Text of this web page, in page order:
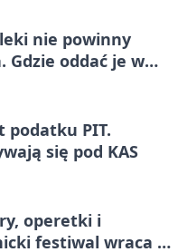
nie powinny
Gdzie oddać je w
podatku PIT.
się pod KAS
operetki i
festiwal wraca z